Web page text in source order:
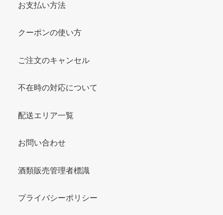
お支払い方法
クーポンの使い方
ご注文のキャンセル
不在時の対応について
配送エリア一覧
お問い合わせ
酒類販売管理者標識
プライバシーポリシー